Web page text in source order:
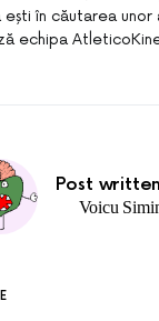
în căutarea
echipa
Post
Voicu